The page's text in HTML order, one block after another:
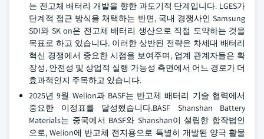
는 전고체 배터리 개발을 향한 과도기적 단계입니다. LGES가
단계적 접근 방식을 채택하는 반면, 국내 경쟁사인 Samsung
SDI와 SK on은 전고체 배터리 생산으로 직접 도약하는 것을
목표로 하고 있습니다. 이러한 상반된 전략은 차세대 배터리
혁신 경쟁에서 중요한 시점을 보여주며, 업계 관계자들은 확
장성, 안전성 및 상업적 실행 가능성 측면에서 어느 경로가 더
효과적인지 주목하고 있습니다.
2025년 9월 Welion과 BASF는 반고체 배터리 기술 협력에서
중요한 이정표를 달성했습니다.BASF Shanshan Battery
Materials는 중국에서 BASF와 Shanshan이 설립한 합작법인
으로, Welion에 반고체 전지용으로 특별히 개발된 양극 활물